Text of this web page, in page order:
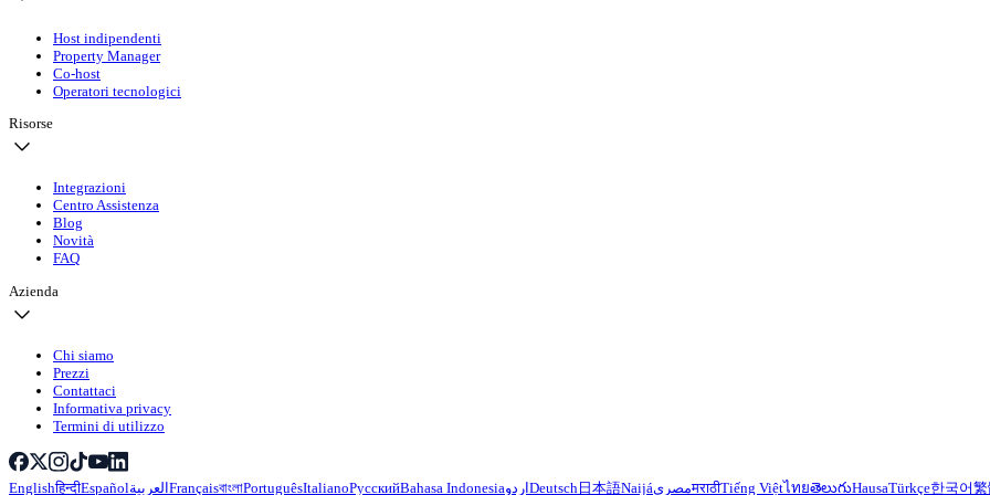
Host indipendenti
Property Manager
Co-host
Operatori tecnologici
Risorse
Integrazioni
Centro Assistenza
Blog
Novità
FAQ
Azienda
Chi siamo
Prezzi
Contattaci
Informativa privacy
Termini di utilizzo
Englishहिन्दीEspañolالعربيةFrançaisবাংলাPortuguêsItalianoРусскийBahasa IndonesiaاردوDeutsch 日本語NaijáمصريमराठीTiếng ViệtไทยతెలుగుHausaTürkçe한국어